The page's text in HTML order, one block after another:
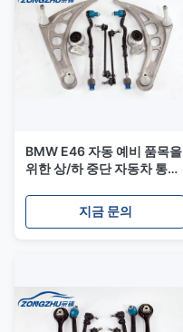
BMW E46 자동 예비 품목을
위한 상/하 중단 자동차 통제
지금 문의